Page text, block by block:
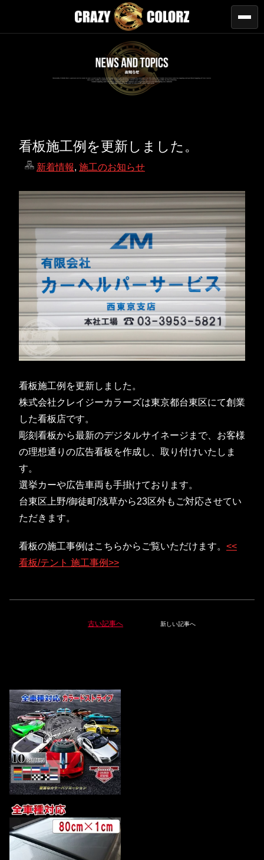
看板施工例を更新しました。
新着情報, 施工のお知らせ
看板施工例を更新しました。
株式会社クレイジーカラーズは東京都台東区にて創業
した看板店です。
彫刻看板から最新のデジタルサイネージまで、お客様
の理想通りの広告看板を作成し、取り付けいたしま
す。
選挙カーや広告車両も手掛けております。
台東区上野/御徒町/浅草から23区外もご対応させてい
ただきます。
看板の施工事例はこちらからご覧いただけます。 <<
看板/テント 施工事例>>
古い記事へ 新しい記事へ